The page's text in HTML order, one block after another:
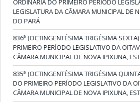
ORDINÁRIA DO PRIMEIRO PERÍODO
LEGISLATURA DA CÂMARA MUNICIPAL DE
DO PARÁ
836ª (OCTINGENTÉSIMA TRIGÉSIMA
PRIMEIRO PERÍODO LEGISLATIVO DA
CÂMARA MUNICIPAL DE NOVA IPIXUNA,
835ª (OCTINGENTÉSIMA TRIGÉSIMA
DO PRIMEIRO PERÍODO LEGISLATIVO DA
CÂMARA MUNICIPAL DE NOVA IPIXUNA,